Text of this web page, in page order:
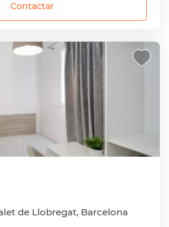
Contactar
de Llobregat, Barcelona